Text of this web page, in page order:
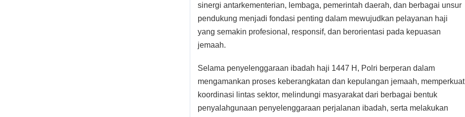
sinergi antarkementerian, lembaga, pemerintah daerah, dan berbagai unsur
pendukung menjadi fondasi penting dalam mewujudkan pelayanan haji
yang semakin profesional, responsif, dan berorientasi pada kepuasan
jemaah.
Selama penyelenggaraan ibadah haji 1447 H, Polri berperan dalam
mengamankan proses keberangkatan dan kepulangan jemaah, memperkuat
koordinasi lintas sektor, melindungi masyarakat dari berbagai bentuk
penyalahgunaan penyelenggaraan perjalanan ibadah, serta melakukan